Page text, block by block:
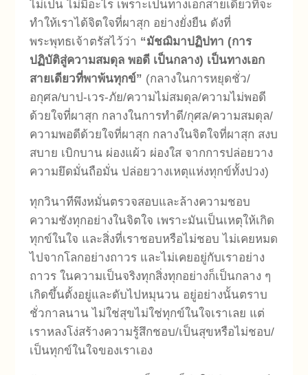
ไม่เป็น ไม่มีอะไร เพราะเป็นทางเอกสายเดียวที่จะ
ทำให้เราได้จิตใจที่ผาสุก อย่างยั่งยืน ดังที่
พระพุทธเจ้าตรัสไว้ว่า “มัชฌิมาปฏิปทา (การ
ปฏิบัติสู่ความสมดุล พอดี เป็นกลาง) เป็นทางเอก
สายเดียวที่พาพ้นทุกข์” (กลางในการหยุดชั่ว/
อกุศล/บาป-เวร-ภัย/ความไม่สมดุล/ความไม่พอดี
ด้วยใจที่ผาสุก กลางในการทำดี/กุศล/ความสมดุล/
ความพอดีด้วยใจที่ผาสุก กลางในจิตใจที่ผาสุก สงบ
สบาย เบิกบาน ผ่องแผ้ว ผ่องใส จากการปล่อยวาง
ความยึดมั่นถือมั่น ปล่อยวางเหตุแห่งทุกข์ทั้งปวง)
ทุกวินาทีพึงหมั่นตรวจสอบและล้างความชอบ
ความชังทุกอย่างในจิตใจ เพราะมันเป็นเหตุให้เกิด
ทุกข์ในใจ และสิ่งที่เราชอบหรือไม่ชอบ ไม่เคยหมด
ไปจากโลกอย่างถาวร และไม่เคยอยู่กับเราอย่าง
ถาวร ในความเป็นจริงทุกสิ่งทุกอย่างก็เป็นกลาง ๆ
เกิดขึ้นตั้งอยู่และดับไปหมุนวน อยู่อย่างนั้นตราบ
ชั่วกาลนาน ไม่ใช่สุขไม่ใช่ทุกข์ในใจเราเลย แต่
เราหลงโง่สร้างความรู้สึกชอบ/เป็นสุขหรือไม่ชอบ/
เป็นทุกข์ในใจของเราเอง